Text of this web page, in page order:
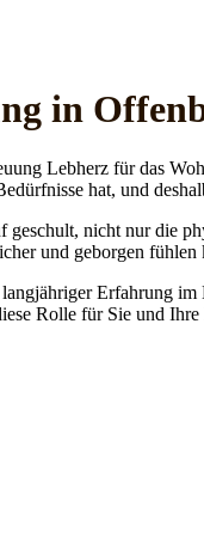
in
Lebherz für das
hat, und
geschult, nicht nur die
und geborgen fühlen
Erfahrung
Rolle für Sie und